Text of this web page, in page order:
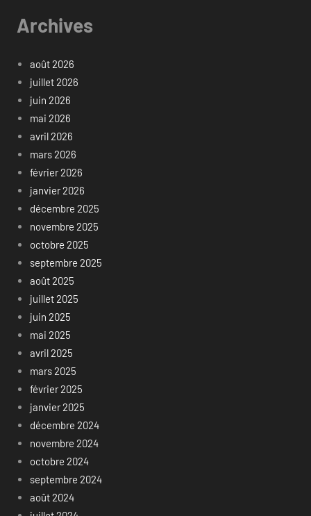
Archives
août 2026
juillet 2026
juin 2026
mai 2026
avril 2026
mars 2026
février 2026
janvier 2026
décembre 2025
novembre 2025
octobre 2025
septembre 2025
août 2025
juillet 2025
juin 2025
mai 2025
avril 2025
mars 2025
février 2025
janvier 2025
décembre 2024
novembre 2024
octobre 2024
septembre 2024
août 2024